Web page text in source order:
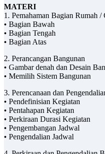
MATERI
1. Pemahaman Bagian Rumah /
• Bagian Bawah
• Bagian Tengah
• Bagian Atas
2. Perancangan Bangunan
• Gambar denah dan Desain
• Memilih Sistem Bangunan
3. Perencanaan dan
• Pendefinisian Kegiatan
• Pentahapan Kegiatan
• Perkiraan Durasi Kegiatan
• Pengembangan Jadwal
• Pengendalian Jadwal